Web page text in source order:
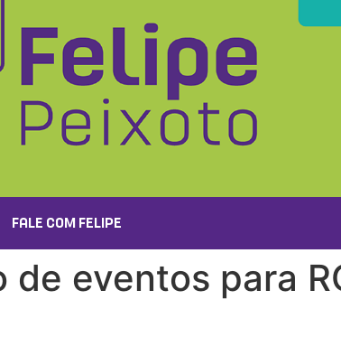
FALE COM FELIPE
de eventos para